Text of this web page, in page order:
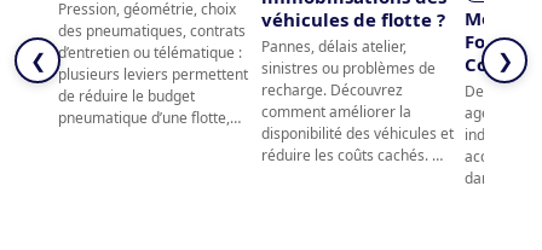
❮
Pression, géométrie, choix
des pneumatiques, contrats
d’entretien ou télématique :
plusieurs leviers permettent
de réduire le budget
pneumatique d’une flotte,…
véhicules de flotte ?
Pannes, délais atelier,
sinistres ou problèmes de
recharge. Découvrez
comment améliorer la
disponibilité des véhicules et
réduire les coûts cachés. …
Conseils
Depuis
agence de
dans
❯